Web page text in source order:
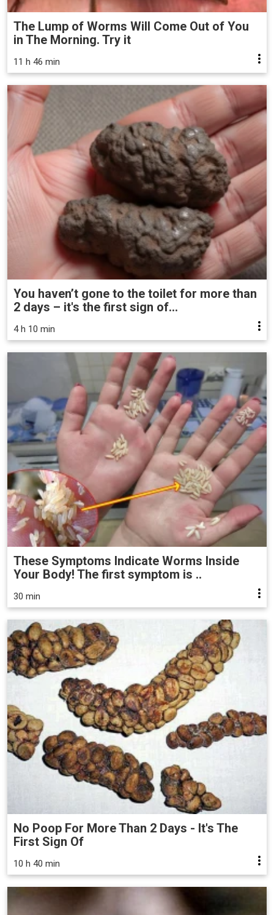
The Lump of Worms Will Come Out of You
in The Morning. Try it
11 h 46 min
You haven’t gone to the toilet for more than
2 days – it's the first sign of...
4 h 10 min
These Symptoms Indicate Worms Inside
Your Body! The first symptom is ..
30 min
No Poop For More Than 2 Days - It's The
First Sign Of
10 h 40 min